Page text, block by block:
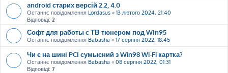
android старих версій 2.2, 4.0
Останнє повідомлення Lordasus « 13 лютого 2024, 21:40
Відповіді: 2
Софт для работы с ТВ-тюнером под WIn95
Останнє повідомлення Babasha « 17 серпня 2022, 18:45
Чи є на шині PCI сумысний з Win98 Wi-Fi картка?
Останнє повідомлення Babasha « 08 серпня 2022, 01:31
Відповіді: 7